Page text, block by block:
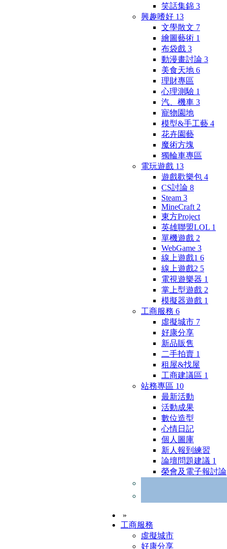
笑話集錦 3
興趣嗜好 13
文學散文 7
繪圖藝術 1
布袋戲 3
動漫畫討論 3
美食天地 6
理財專區
心理測驗 1
汽、機車 3
寵物園地
模型&手工藝 4
花卉園藝
魔術方塊
獨輪車專區
電玩遊戲 13
遊戲歡樂包 4
CS討論 8
Steam 3
MineCraft 2
東方Project
英雄聯盟LOL 1
單機遊戲 2
WebGame 3
線上遊戲1 6
線上遊戲2 5
電視遊樂器 1
掌上型遊戲 2
模擬器遊戲 1
工商服務 6
虛擬城市 7
好康分享
新品販售
二手拍賣 1
租屋&找屋
工商建議區 1
站務專區 10
最新活動
活動成果
數位造型
心情日記
個人圖庫
新人報到練習
論壇問題建議 1
榮會及電子報討論
»
工商服務
虛擬城市
好康分享